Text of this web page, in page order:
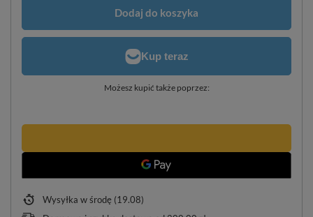
Dodaj do koszyka
Możesz kupić także poprzez:
Wysyłka w środę (19.08)